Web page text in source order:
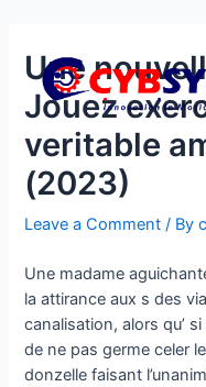
Une
Jouez
veritable
(2023)
Leave a Comment / By
Une madame
la attirance aux s des
canalisation, alors qu’
de ne pas germe celer
donzelle faisant